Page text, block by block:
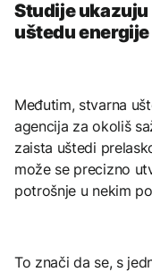
Studije
uštedu energije
Međutim, stvarna
agencija za okoliš
zaista uštedi
može se precizno
potrošnje u nekim
To znači da se, s